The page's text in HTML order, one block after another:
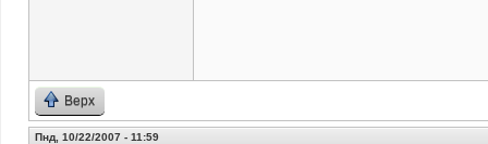
Верх
Пнд, 10/22/2007 - 11:59